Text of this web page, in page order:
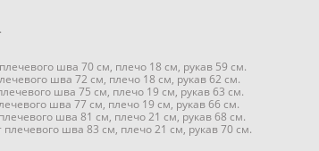
шва 70 см, плечо 18 см, рукав 59 см.
шва 72 см, плечо 18 см, рукав 62 см.
шва 75 см, плечо 19 см, рукав 63 см.
шва 77 см, плечо 19 см, рукав 66 см.
шва 81 см, плечо 21 см, рукав 68 см.
шва 83 см, плечо 21 см, рукав 70 см.